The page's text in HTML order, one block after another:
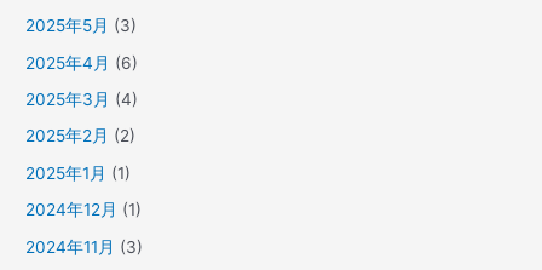
2025年5月 (3)
2025年4月 (6)
2025年3月 (4)
2025年2月 (2)
2025年1月 (1)
2024年12月 (1)
2024年11月 (3)